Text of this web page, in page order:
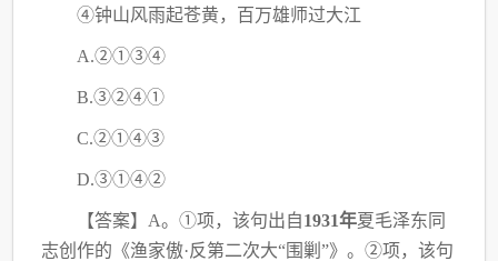
④钟山风雨起苍黄，百万雄师过大江
A.②①③④
B.③②④①
C.②①④③
D.③①④②
【答案】 A。①项，该句出自1931年夏毛泽东同
志创作的《渔家傲·反第二次大“围剿”》。②项，该句